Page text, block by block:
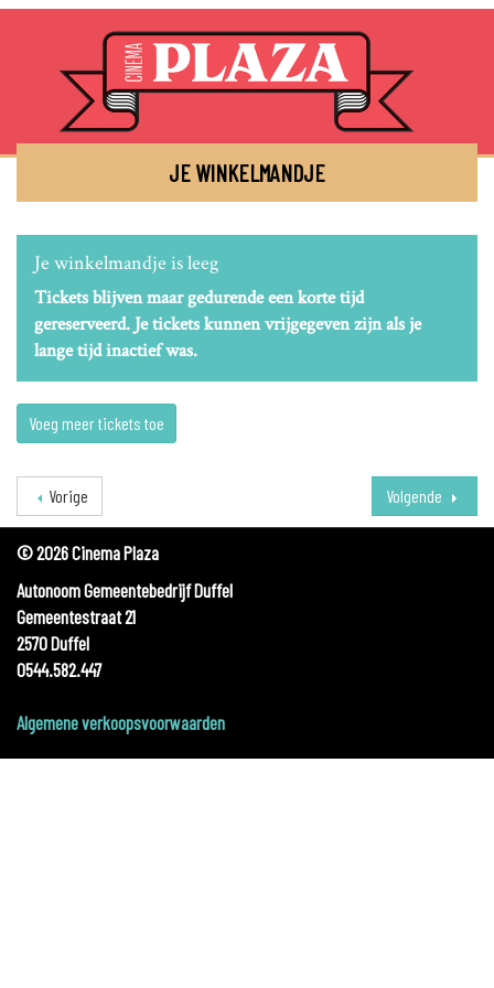
JE WINKELMANDJE
Je winkelmandje is leeg
Tickets blijven maar gedurende een korte tijd
gereserveerd. Je tickets kunnen vrijgegeven zijn als je
lange tijd inactief was.
Voeg meer tickets toe
Vorige Volgende
© 2026 Cinema Plaza
Autonoom Gemeentebedrijf Duffel
Gemeentestraat 21
2570 Duffel
0544.582.447
Algemene verkoopsvoorwaarden